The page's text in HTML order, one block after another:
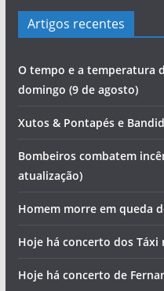
Artigos recentes
O tempo e a temperatura
domingo (9 de agosto)
Xutos & Pontapés e
Bombeiros combatem
atualização)
Homem morre em queda
Hoje há concerto dos Táxi
Hoje há concerto de